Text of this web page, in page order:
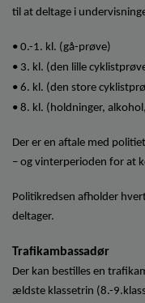
til at deltage i
• 0.-1. kl. (gå-prøve)
• 3. kl. (den lille
• 6. kl. (den store
• 8. kl. (holdninger,
Der er en aftale med
– og vinterperioden for at
Politikredsen afholder
deltager.
Trafikambassadør
Der kan bestilles en
ældste klassetrin (8.-